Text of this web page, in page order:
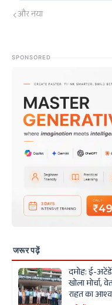
और नया
SPONSORED
जरूर पढ़ें
दमोह: ई-
खोला मोर्चा,
राहत का